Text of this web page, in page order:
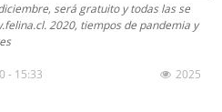
será gratuito y todas las se
2020, tiempos de pandemia y
- 15:33 2025